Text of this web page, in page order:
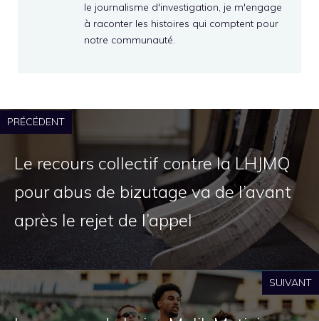
le journalisme d'investigation, je m'engage
à raconter les histoires qui comptent pour
notre communauté.
PRÉCÉDENT
Le recours collectif contre la LHJMQ
pour abus de bizutage va de l’avant
après le rejet de l’appel
SUIVANT